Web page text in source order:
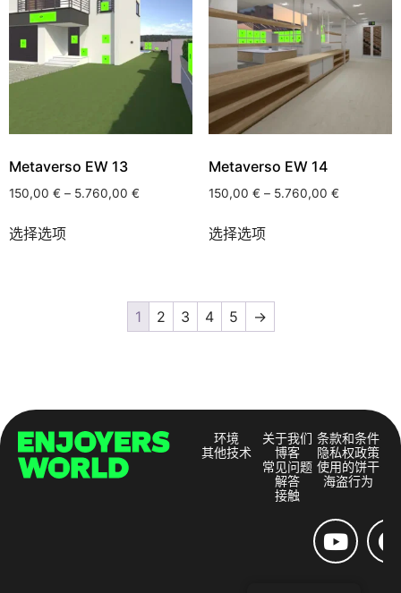
Metaverso EW 13
150,00 € – 5.760,00 €
选择选项
Metaverso EW 14
150,00 € – 5.760,00 €
选择选项
1 2 3 4 5 →
环境
其他技术
关于我们
博客
常见问题
解答
接触
条款和条件
隐私权政策
使用的饼干
海盗行为